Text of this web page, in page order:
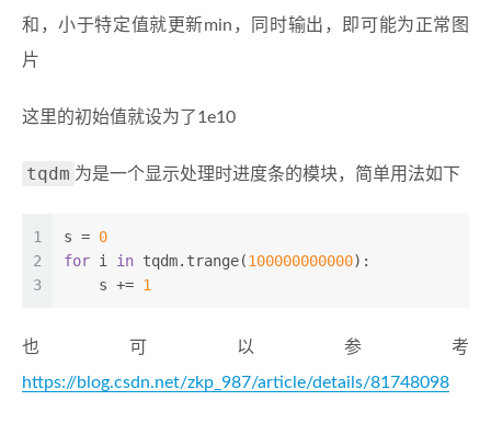
和，小于特定值就更新min，同时输出，即可能为正常图
片
这里的初始值就设为了1e10
tqdm 为是一个显示处理时进度条的模块，简单用法如下
1
2
3
s = 0
for i in tqdm.trange(100000000000):
    s +=
1
也可以参考
https://blog.csdn.net/zkp_987/article/details/81748098